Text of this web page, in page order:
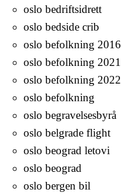
oslo bedriftsidrett
oslo bedside crib
oslo befolkning 2016
oslo befolkning 2021
oslo befolkning 2022
oslo befolkning
oslo begravelsesbyrå
oslo belgrade flight
oslo beograd letovi
oslo beograd
oslo bergen bil